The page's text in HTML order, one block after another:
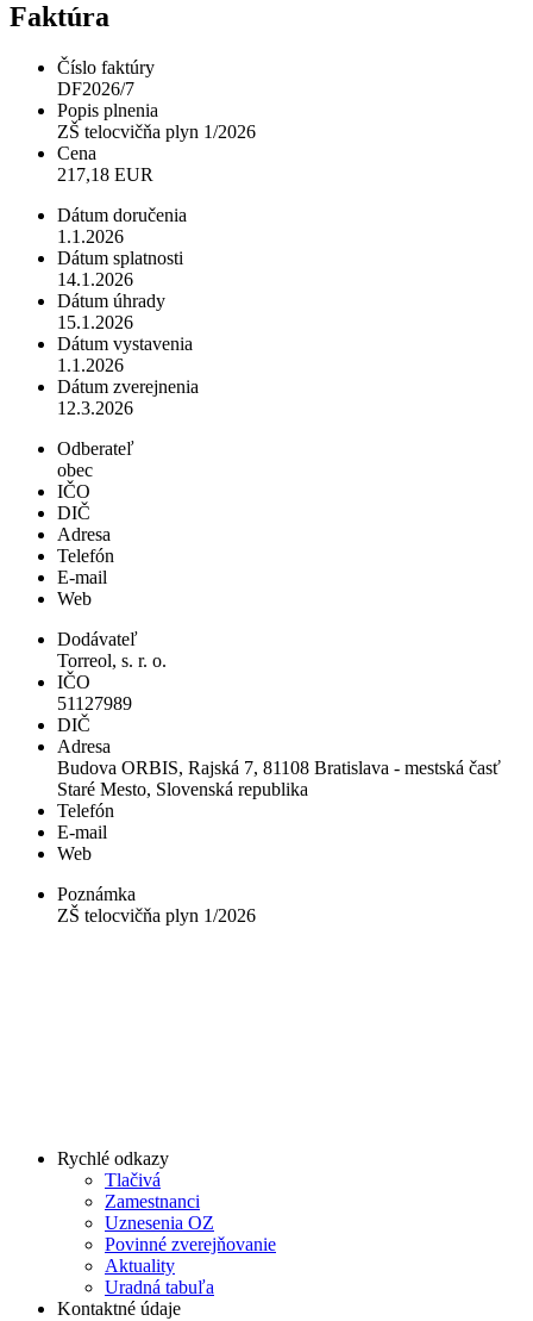
Faktúra
Číslo faktúry
DF2026/7
Popis plnenia
ZŠ telocvičňa plyn 1/2026
Cena
217,18 EUR
Dátum doručenia
1.1.2026
Dátum splatnosti
14.1.2026
Dátum úhrady
15.1.2026
Dátum vystavenia
1.1.2026
Dátum zverejnenia
12.3.2026
Odberateľ
obec
IČO
DIČ
Adresa
Telefón
E-mail
Web
Dodávateľ
Torreol, s. r. o.
IČO
51127989
DIČ
Adresa
Budova ORBIS, Rajská 7, 81108 Bratislava - mestská časť
Staré Mesto, Slovenská republika
Telefón
E-mail
Web
Poznámka
ZŠ telocvičňa plyn 1/2026
Rychlé odkazy
Tlačivá
Zamestnanci
Uznesenia OZ
Povinné zverejňovanie
Aktuality
Uradná tabuľa
Kontaktné údaje